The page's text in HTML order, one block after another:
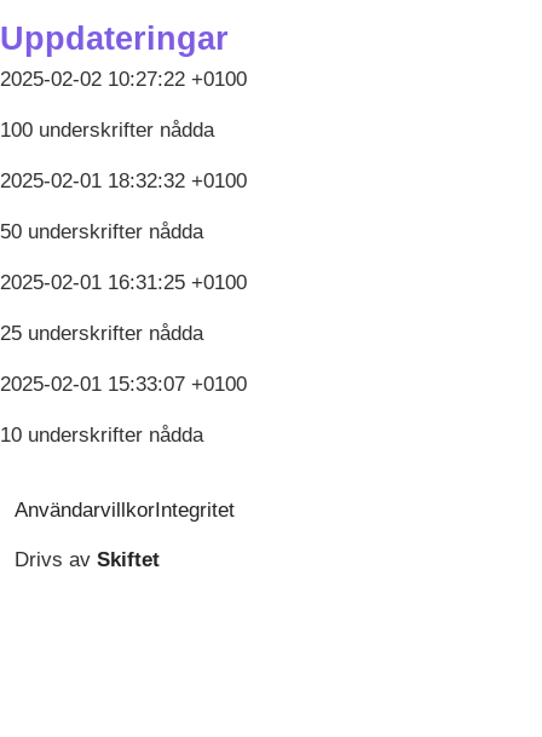
Uppdateringar
2025-02-02 10:27:22 +0100
100 underskrifter nådda
2025-02-01 18:32:32 +0100
50 underskrifter nådda
2025-02-01 16:31:25 +0100
25 underskrifter nådda
2025-02-01 15:33:07 +0100
10 underskrifter nådda
AnvändarvillkorIntegritet
Drivs av Skiftet